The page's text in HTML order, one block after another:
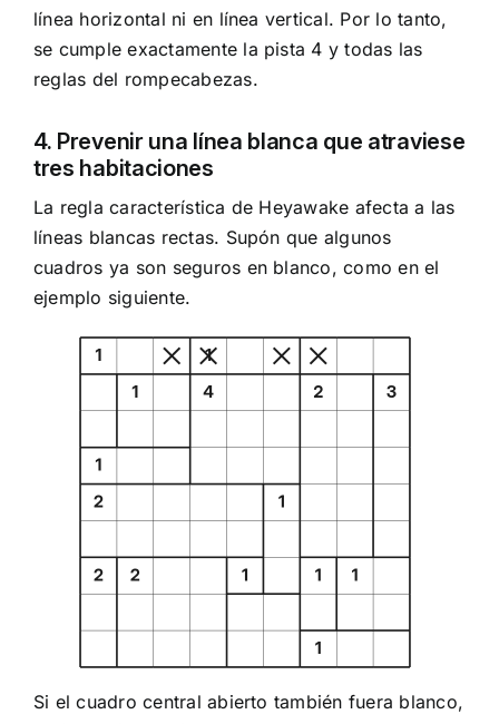
línea horizontal ni en línea vertical. Por lo tanto,
se cumple exactamente la pista 4 y todas las
reglas del rompecabezas.
4. Prevenir una línea blanca que atraviese
tres habitaciones
La regla característica de Heyawake afecta a las
líneas blancas rectas. Supón que algunos
cuadros ya son seguros en blanco, como en el
ejemplo siguiente.
Si el cuadro central abierto también fuera blanco,